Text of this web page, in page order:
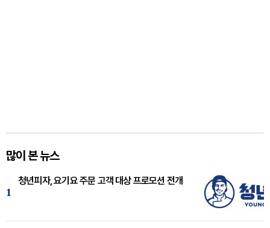
많이 본 뉴스
1
청년피자, 요기요 주문 고객 대상 프로모션 전개